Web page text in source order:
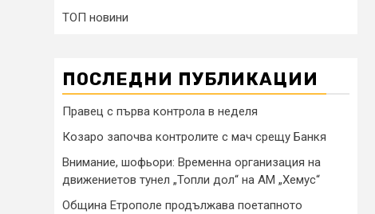
ТОП новини
ПОСЛЕДНИ ПУБЛИКАЦИИ
Правец с първа контрола в неделя
Козаро започва контролите с мач срещу Банкя
Внимание, шофьори: Временна организация на
движениетов тунел „Топли дол“ на АМ „Хемус“
Община Етрополе продължава поетапното